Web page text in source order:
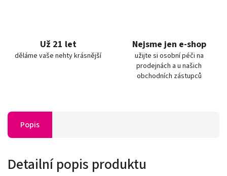
Už 21 let
děláme vaše nehty krásnější
Nejsme jen e-shop
užijte si osobní péči na
prodejnách a u našich
obchodních zástupců
Popis
Detailní popis produktu